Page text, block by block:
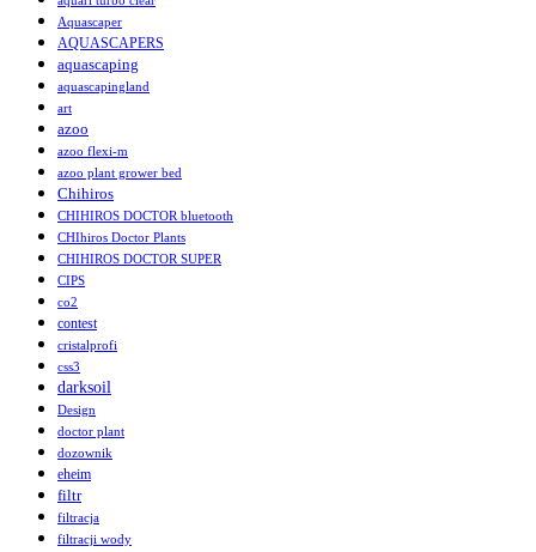
Aquascaper
AQUASCAPERS
aquascaping
aquascapingland
art
azoo
azoo flexi-m
azoo plant grower bed
Chihiros
CHIHIROS DOCTOR bluetooth
CHIhiros Doctor Plants
CHIHIROS DOCTOR SUPER
CIPS
co2
contest
cristalprofi
css3
darksoil
Design
doctor plant
dozownik
eheim
filtr
filtracja
filtracji wody